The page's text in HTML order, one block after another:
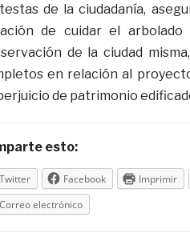
de la ciudadanía,
de cuidar el
de la ciudad
en relación al
de patrimonio
esto:
Twitter Facebook Imprimir
Correo electrónico